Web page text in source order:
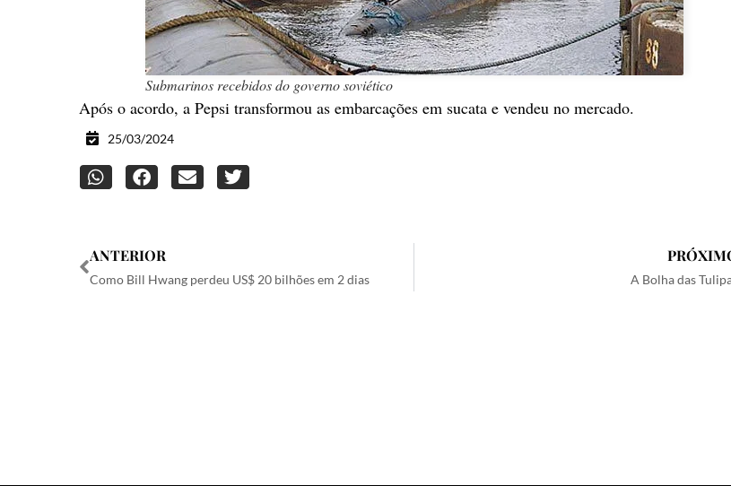
Submarinos recebidos do governo soviético
Após o acordo, a Pepsi transformou as embarcações em sucata e vendeu no mercado.
25/03/2024
ANTERIOR
Como Bill Hwang perdeu US$ 20 bilhões em 2 dias A Bolha das